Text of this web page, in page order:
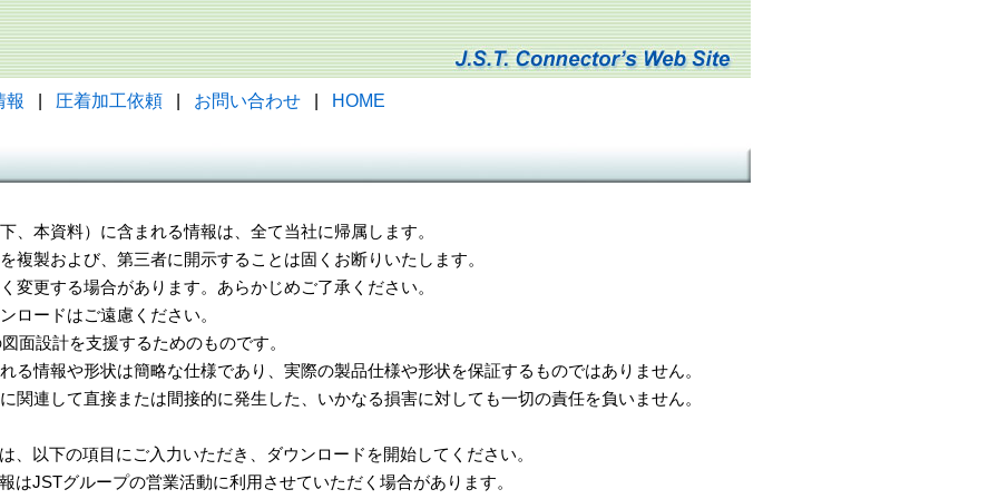
報 圧着加工依頼 お問い合わせ HOME
、本資料）に含まれる情報は、全て当社に帰属します。
複製および、第三者に開示することは固くお断りいたします。
変更する場合があります。あらかじめご了承ください。
ロードはご遠慮ください。
面設計を支援するためのものです。
情報や形状は簡略な仕様であり、実際の製品仕様や形状を保証するものではありません。
連して直接または間接的に発生した、いかなる損害に対しても一切の責任を負いません。
、以下の項目にご入力いただき、ダウンロードを開始してください。
はJSTグループの営業活動に利用させていただく場合があります。